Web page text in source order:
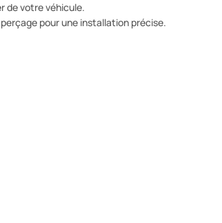
de votre véhicule.
pour une installation précise.